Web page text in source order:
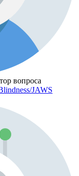
вопроса
JAWS